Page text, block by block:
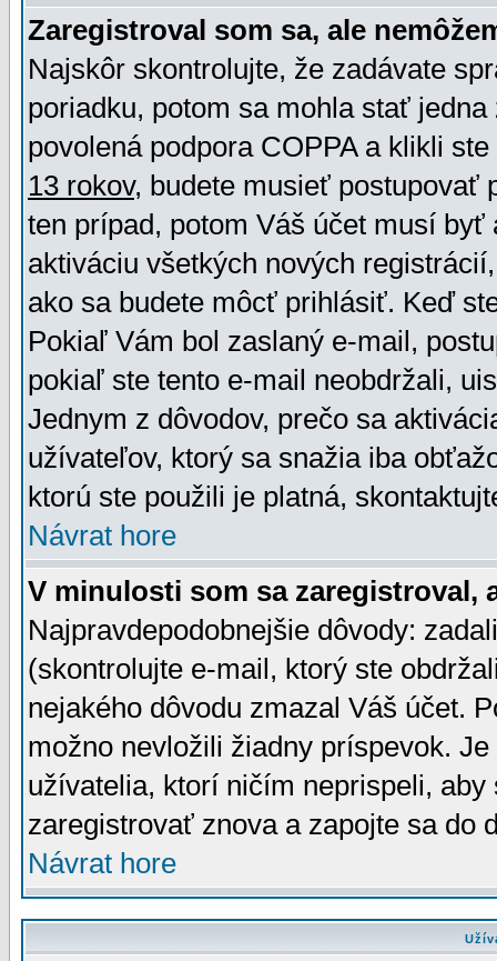
Zaregistroval som sa, ale
Najskôr skontrolujte, že zadávate
poriadku, potom sa mohla stať
povolená podpora COPPA a klikli
13 rokov, budete musieť postupovať
ten prípad, potom Váš účet musí
aktiváciu všetkých nových
ako sa budete môcť prihlásiť. Keď
Pokiaľ Vám bol zaslaný e-mail,
pokiaľ ste tento e-mail neobdržali,
Jednym z dôvodov, prečo sa
užívateľov, ktorý sa snažia iba
ktorú ste použili je platná,
Návrat hore
V minulosti som sa zaregistroval,
Najpravdepodobnejšie dôvody:
(skontrolujte e-mail, ktorý ste
nejakého dôvodu zmazal Váš účet.
možno nevložili žiadny príspevok.
užívatelia, ktorí ničím neprispeli,
zaregistrovať znova a zapojte sa do
Návrat hore